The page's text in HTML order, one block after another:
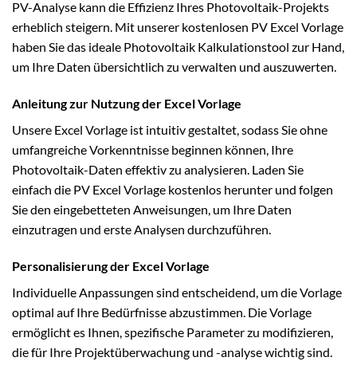
PV-Analyse kann die Effizienz Ihres Photovoltaik-Projekts
erheblich steigern. Mit unserer kostenlosen PV Excel Vorlage
haben Sie das ideale Photovoltaik Kalkulationstool zur Hand,
um Ihre Daten übersichtlich zu verwalten und auszuwerten.
Anleitung zur Nutzung der Excel Vorlage
Unsere Excel Vorlage ist intuitiv gestaltet, sodass Sie ohne
umfangreiche Vorkenntnisse beginnen können, Ihre
Photovoltaik-Daten effektiv zu analysieren. Laden Sie
einfach die PV Excel Vorlage kostenlos herunter und folgen
Sie den eingebetteten Anweisungen, um Ihre Daten
einzutragen und erste Analysen durchzuführen.
Personalisierung der Excel Vorlage
Individuelle Anpassungen sind entscheidend, um die Vorlage
optimal auf Ihre Bedürfnisse abzustimmen. Die Vorlage
ermöglicht es Ihnen, spezifische Parameter zu modifizieren,
die für Ihre Projektüberwachung und -analyse wichtig sind.